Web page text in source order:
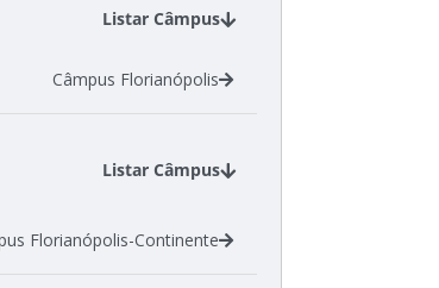
Câmpus Garopaba
Listar Câmpus
Câmpus Florianópolis
Listar Câmpus
Florianópolis-Continente